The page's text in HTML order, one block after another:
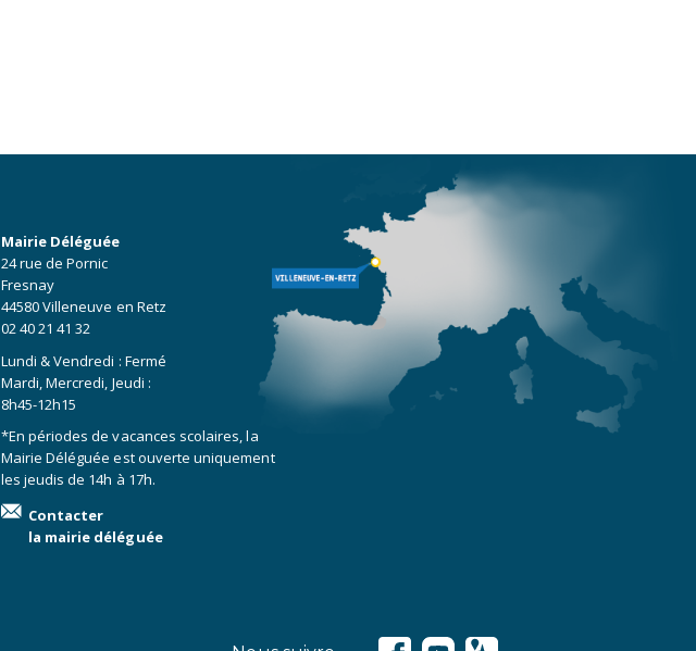
Mairie Déléguée
24 rue de Pornic
Fresnay
44580 Villeneuve en Retz
02 40 21 41 32
Lundi & Vendredi : Fermé
Mardi, Mercredi, Jeudi :
8h45-12h15
*En périodes de vacances scolaires, la
Mairie Déléguée est ouverte uniquement
les jeudis de 14h à 17h.
Contacter
la mairie déléguée